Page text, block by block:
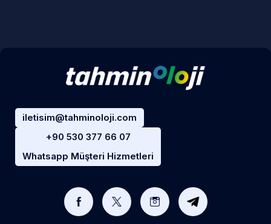
iletisim@tahminoloji.com
+90 530 377 66 07
Whatsapp Müşteri Hizmetleri